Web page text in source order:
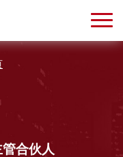
合伙人